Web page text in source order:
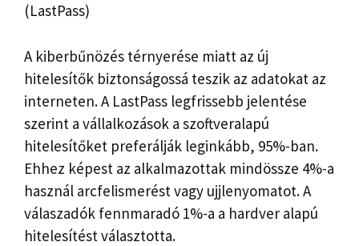
(LastPass)
A kiberbűnözés térnyerése miatt az új
hitelesítők biztonságossá teszik az adatokat az
interneten. A LastPass legfrissebb jelentése
szerint a vállalkozások a szoftveralapú
hitelesítőket preferálják leginkább, 95%-ban.
Ehhez képest az alkalmazottak mindössze 4%-a
használ arcfelismerést vagy ujjlenyomatot. A
válaszadók fennmaradó 1%-a a hardver alapú
hitelesítést választotta.